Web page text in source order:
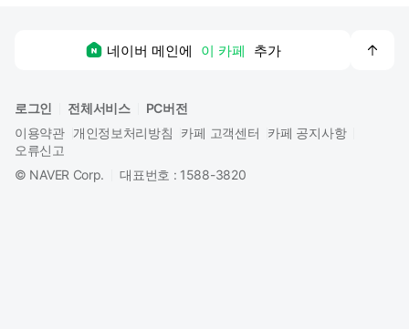
네이버 메인에 이 카페 추가
로그인
전체서비스
PC버전
이용약관 개인정보처리방침 카페 고객센터
카페 공지사항
오류신고
© NAVER Corp. 대표번호 : 1588-3820